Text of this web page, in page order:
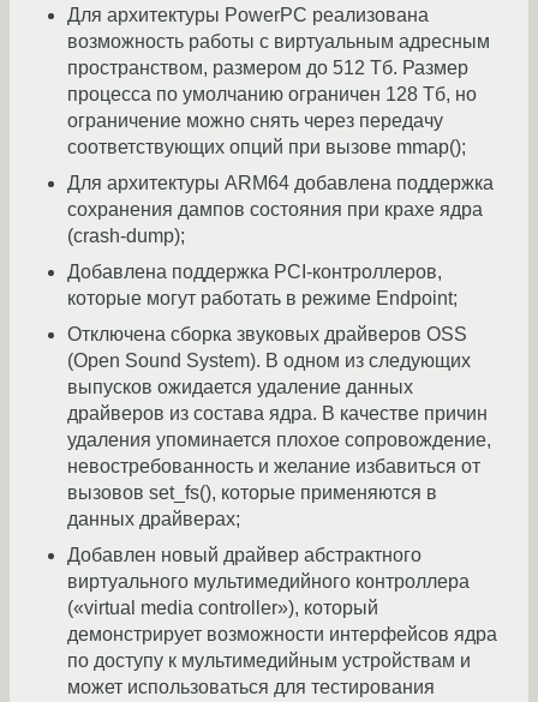
Для архитектуры PowerPC реализована
возможность работы с виртуальным адресным
пространством, размером до 512 Тб. Размер
процесса по умолчанию ограничен 128 Тб, но
ограничение можно снять через передачу
соответствующих опций при вызове mmap();
Для архитектуры ARM64 добавлена поддержка
сохранения дампов состояния при крахе ядра
(crash-dump);
Добавлена поддержка PCI-контроллеров,
которые могут работать в режиме Endpoint;
Отключена сборка звуковых драйверов OSS
(Open Sound System). В одном из следующих
выпусков ожидается удаление данных
драйверов из состава ядра. В качестве причин
удаления упоминается плохое сопровождение,
невостребованность и желание избавиться от
вызовов set_fs(), которые применяются в
данных драйверах;
Добавлен новый драйвер абстрактного
виртуального мультимедийного контроллера
(«virtual media controller»), который
демонстрирует возможности интерфейсов ядра
по доступу к мультимедийным устройствам и
может использоваться для тестирования